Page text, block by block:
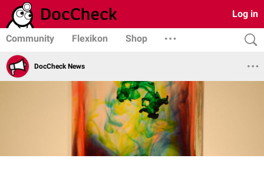
Log in
Community Flexikon Shop
DocCheck News